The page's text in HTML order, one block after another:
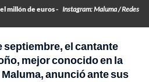
millón de euros - Instagram: Maluma / Redes
septiembre, el cantante
mejor conocido en la
anunció ante sus